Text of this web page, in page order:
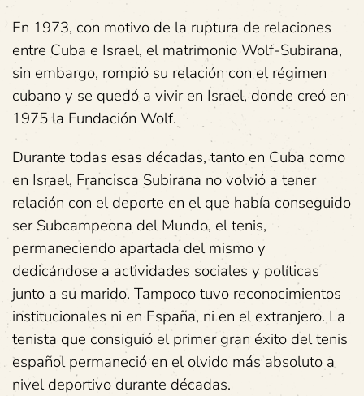
En 1973, con motivo de la ruptura de relaciones
entre Cuba e Israel, el matrimonio Wolf-Subirana,
sin embargo, rompió su relación con el régimen
cubano y se quedó a vivir en Israel, donde creó en
1975 la Fundación Wolf.
Durante todas esas décadas, tanto en Cuba como
en Israel, Francisca Subirana no volvió a tener
relación con el deporte en el que había conseguido
ser Subcampeona del Mundo, el tenis,
permaneciendo apartada del mismo y
dedicándose a actividades sociales y políticas
junto a su marido. Tampoco tuvo reconocimientos
institucionales ni en España, ni en el extranjero. La
tenista que consiguió el primer gran éxito del tenis
español permaneció en el olvido más absoluto a
nivel deportivo durante décadas.